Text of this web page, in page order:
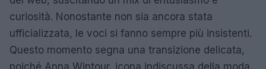
curiosità. Nonostante non sia ancora stata
ufficializzata, le voci si fanno sempre più insistenti.
Questo momento segna una transizione delicata,
poiché Anna Wintour, icona indiscussa della moda,